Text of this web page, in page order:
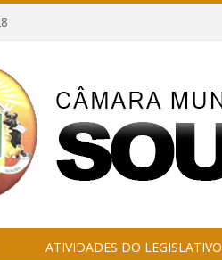
ATIVIDADES DO LEGISLATIVO